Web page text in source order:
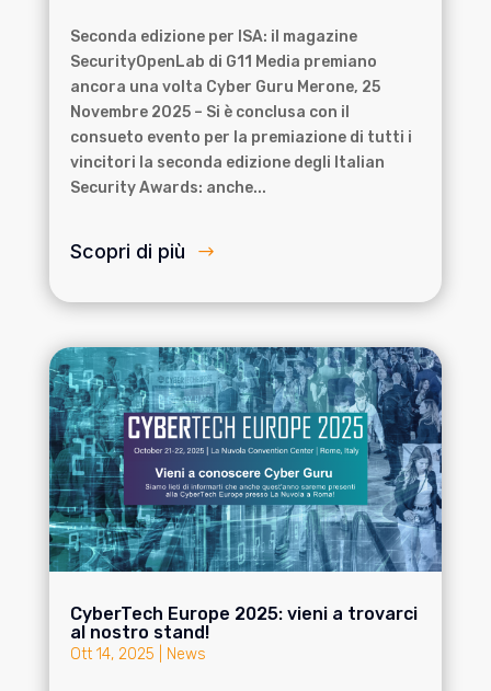
Seconda edizione per ISA: il magazine
SecurityOpenLab di G11 Media premiano
ancora una volta Cyber Guru Merone, 25
Novembre 2025 – Si è conclusa con il
consueto evento per la premiazione di tutti i
vincitori la seconda edizione degli Italian
Security Awards: anche...
Scopri di più
CyberTech Europe 2025: vieni a trovarci
al nostro stand!
Ott 14, 2025 News